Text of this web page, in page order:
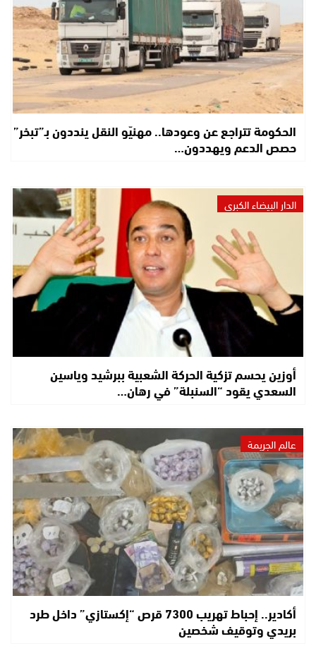
الحكومة تتراجع عن وعودها.. مهنيّو النقل ينددون بـ”تبخر”
حصص الدعم ويهددون…
الدار البيضاء الكبرى
أوزين يحسم تزكية الحركة الشعبية ببرشيد وياسين
السعدي يقود “السنبلة” في رهان…
عالم الجريمة
أكادير.. إحباط تهريب 7300 قرص “إكستازي” داخل طرد
بريدي وتوقيف شخصين